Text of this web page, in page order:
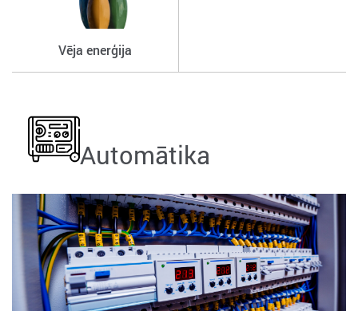
Vēja enerģija
Automātika